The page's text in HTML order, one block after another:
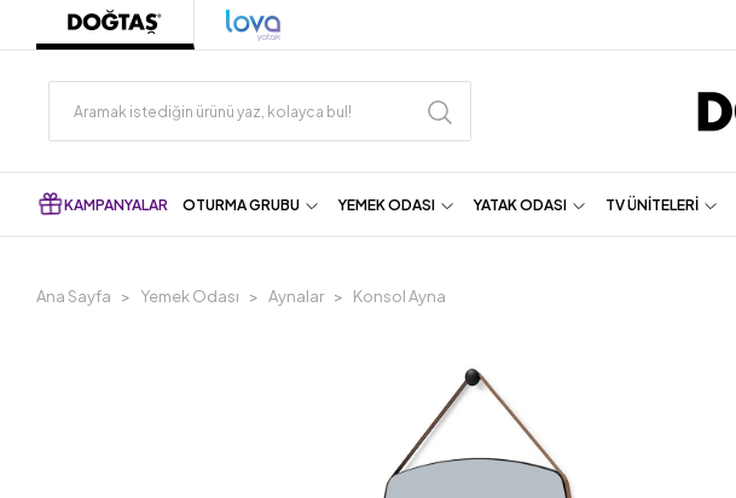
KAMPANYALAR OTURMA GRUBU YEMEK ODASI YATAK ODASI TV ÜNİTELERİ
Ana Sayfa Yemek Odası Aynalar Konsol Ayna